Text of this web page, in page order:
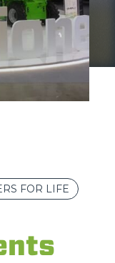
FOR LIFE